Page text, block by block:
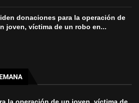
donaciones para la operación de
joven, víctima de un robo en...